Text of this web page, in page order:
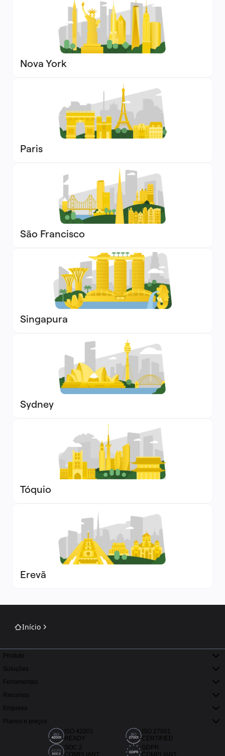
Nova York
Paris
São Francisco
Singapura
Sydney
Tóquio
Erevã
Início
Produto
Soluções
Ferramentas
Recursos
Empresa
Planos e preços
ISO 42001
READY
ISO 27001
CERTIFIED
SOC 2
COMPLIANT
GDPR
COMPLIANT